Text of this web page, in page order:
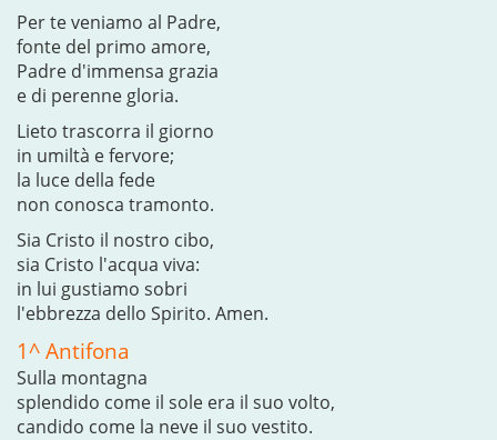
Per te veniamo al Padre,
fonte del primo amore,
Padre d'immensa grazia
e di perenne gloria.
Lieto trascorra il giorno
in umiltà e fervore;
la luce della fede
non conosca tramonto.
Sia Cristo il nostro cibo,
sia Cristo l'acqua viva:
in lui gustiamo sobri
l'ebbrezza dello Spirito. Amen.
1^ Antifona
Sulla montagna
splendido come il sole era il suo volto,
candido come la neve il suo vestito.